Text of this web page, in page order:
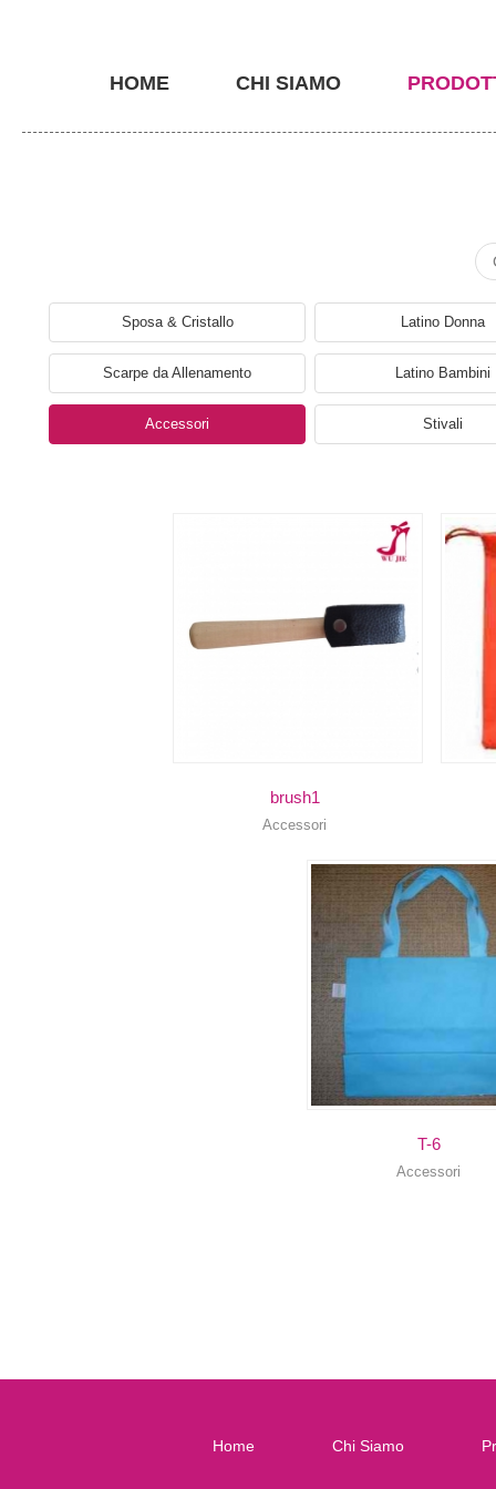
HOME CHI SIAMO
Sposa & Cristallo Latino Donna
Scarpe da Allenamento Latino Bambini
Accessori Stivali
brush1
Accessori
T-6
Accessori
Home Chi Siamo